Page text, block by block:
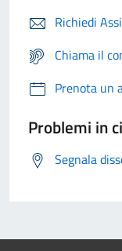
Richiedi
Chiama il
Prenota un
Problemi in
Segnala